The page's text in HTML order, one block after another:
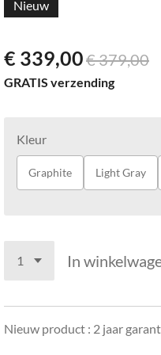
Nieuw
€ 339,00€ 379,00
GRATIS verzending
Kleur
Graphite Light Gray
In
Nieuw product : 2 jaar